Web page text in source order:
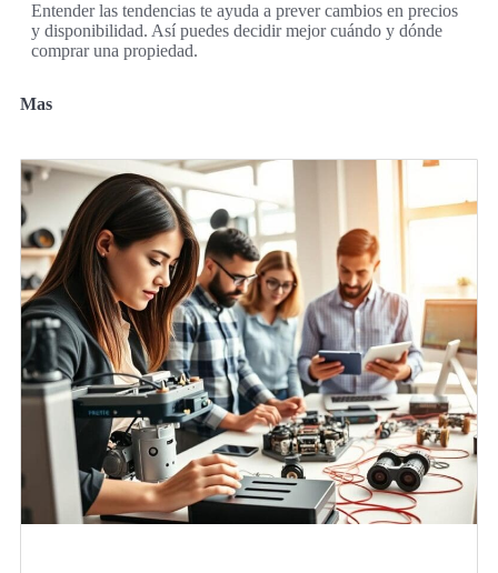
Entender las tendencias te ayuda a prever cambios en precios
y disponibilidad. Así puedes decidir mejor cuándo y dónde
comprar una propiedad.
Mas